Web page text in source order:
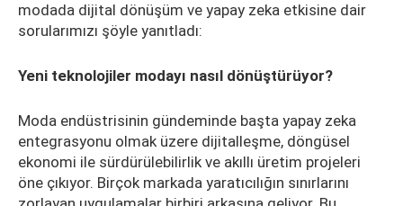
modada dijital dönüşüm ve yapay zeka etkisine dair
sorularımızı şöyle yanıtladı:
Yeni teknolojiler modayı nasıl dönüştürüyor?
Moda endüstrisinin gündeminde başta yapay zeka
entegrasyonu olmak üzere dijitalleşme, döngüsel
ekonomi ile sürdürülebilirlik ve akıllı üretim projeleri
öne çıkıyor. Birçok markada yaratıcılığın sınırlarını